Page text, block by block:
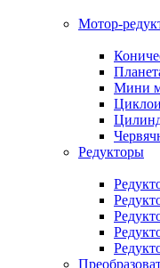
Мотор-
Мини
Редукторы